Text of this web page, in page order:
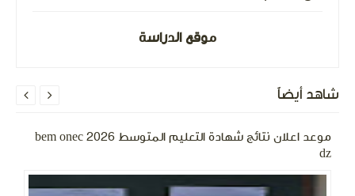
موقع الدراسة
شاهد أيضاً
موعد اعلان نتائج شهادة التعليم المتوسط 2026 bem onec
dz
 